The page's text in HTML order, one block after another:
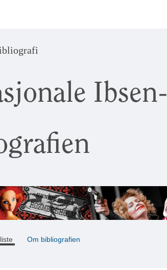
Ibsen-
Om bibliografien